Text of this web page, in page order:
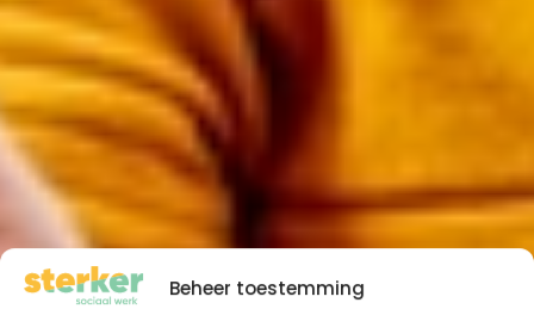
Beheer toestemming